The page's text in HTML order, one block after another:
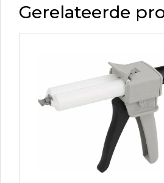
Gerelateerde